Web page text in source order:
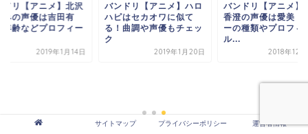
ドリ【アニメ】北沢
みの声優は吉田有
年齢などプロフィー
2019年1月14日
バンドリ【アニメ】ハロ
ハピはセカオワに似て
る！曲調や声優もチェッ
ク
2019年1月20日
バンドリ【アニメ】
香澄の声優は愛美！
ーの種類やプロフィ
ル...
2018年12
サイトマップ プライバシーポリシー 運営者情報